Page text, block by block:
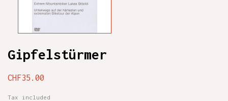
Gipfelstürmer
CHF35.00
Tax included